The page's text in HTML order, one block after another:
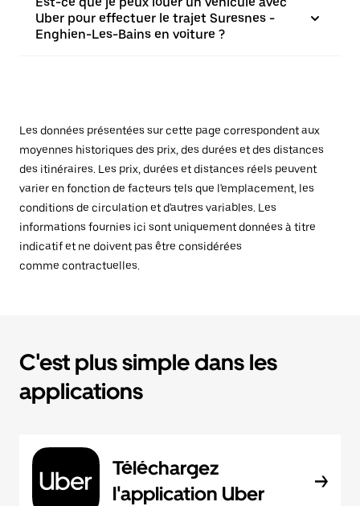
Uber pour effectuer le trajet Suresnes -
Enghien-Les-Bains en voiture ?
Les données présentées sur cette page correspondent aux
moyennes historiques des prix, des durées et des distances
des itinéraires. Les prix, durées et distances réels peuvent
varier en fonction de facteurs tels que l'emplacement, les
conditions de circulation et d'autres variables. Les
informations fournies ici sont uniquement données à titre
indicatif et ne doivent pas être considérées
comme contractuelles.
C'est plus simple dans les
applications
Téléchargez
l'application Uber